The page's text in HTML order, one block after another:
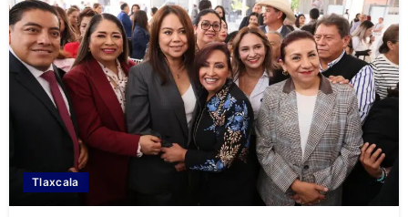
Tlaxcala